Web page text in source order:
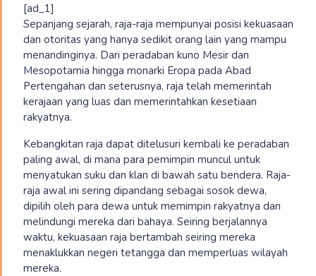
[ad_1]
Sepanjang sejarah, raja-raja mempunyai posisi kekuasaan
dan otoritas yang hanya sedikit orang lain yang mampu
menandinginya. Dari peradaban kuno Mesir dan
Mesopotamia hingga monarki Eropa pada Abad
Pertengahan dan seterusnya, raja telah memerintah
kerajaan yang luas dan memerintahkan kesetiaan
rakyatnya.
Kebangkitan raja dapat ditelusuri kembali ke peradaban
paling awal, di mana para pemimpin muncul untuk
menyatukan suku dan klan di bawah satu bendera. Raja-
raja awal ini sering dipandang sebagai sosok dewa,
dipilih oleh para dewa untuk memimpin rakyatnya dan
melindungi mereka dari bahaya. Seiring berjalannya
waktu, kekuasaan raja bertambah seiring mereka
menaklukkan negeri tetangga dan memperluas wilayah
mereka.